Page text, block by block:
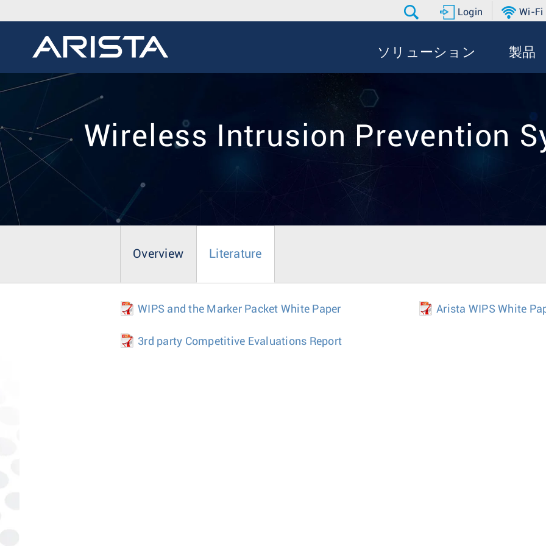
Login Wi-Fi
ソリューション 製品
Wireless Intrusion Prevention
Overview Literature
WIPS and the Marker Packet White Paper Arista WIPS White
3rd party Competitive Evaluations Report